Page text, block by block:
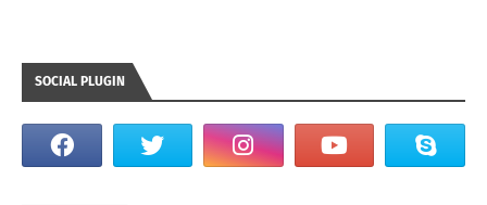
SOCIAL PLUGIN